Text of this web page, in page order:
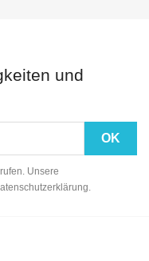
und
Unsere